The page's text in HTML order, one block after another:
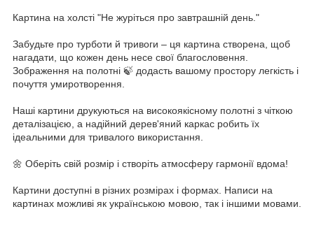
Картина на холсті "Не журіться про завтрашній день."
Забудьте про турботи й тривоги – ця картина створена, щоб
нагадати, що кожен день несе свої благословення.
Зображення на полотні 🍃 додасть вашому простору легкість і
почуття умиротворення.
Наші картини друкуються на високоякісному полотні з чіткою
деталізацією, а надійний дерев'яний каркас робить їх
ідеальними для тривалого використання.
🌼 Оберіть свій розмір і створіть атмосферу гармонії вдома!
Картини доступні в різних розмірах і формах. Написи на
картинах можливі як українською мовою, так і іншими мовами.